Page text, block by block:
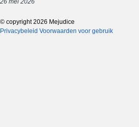
© copyright 2026 Mejudice
Privacybeleid Voorwaarden voor gebruik